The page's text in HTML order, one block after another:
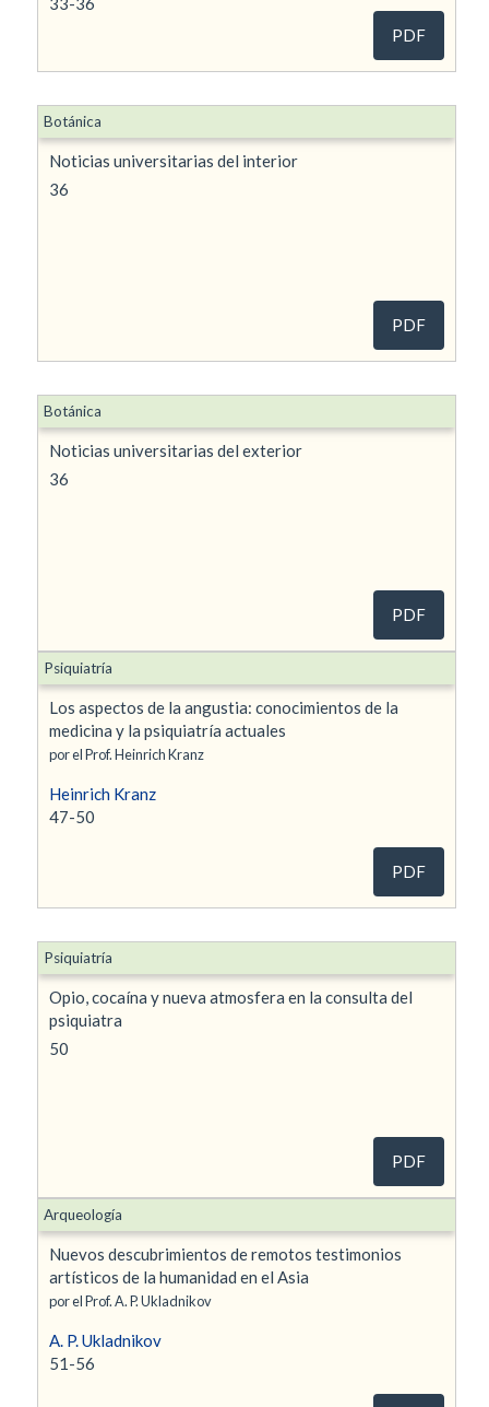
PDF
Noticias universitarias del interior
36
Botánica
PDF
Noticias universitarias del exterior
36
Botánica
PDF
Los aspectos de la angustia: conocimientos de la
medicina y la psiquiatría actuales
por el Prof. Heinrich Kranz
Heinrich Kranz
47-50
Psiquiatría
PDF
Opio, cocaína y nueva atmosfera en la consulta del
psiquiatra
50
Psiquiatría
PDF
Nuevos descubrimientos de remotos testimonios
artísticos de la humanidad en el Asia
por el Prof. A. P. Ukladnikov
A. P. Ukladnikov
51-56
Arqueología